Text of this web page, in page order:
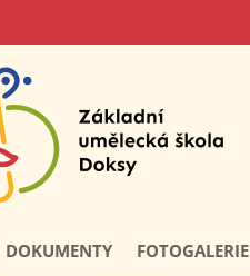
DOKUMENTY FOTOGALERIE